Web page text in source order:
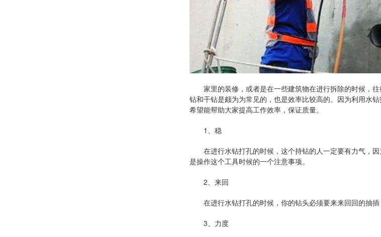
家里的装修，或者是在一些建筑物在进行拆除的时候，往
钻和干钻是颇为为常见的，也是效率比较高的。因为利用水
希望能帮助大家提高工作效率，保证质量。
1、稳
在进行水钻打孔的时候，这个持钻的人一定要有力气，因
是操作这个工具时候的一个注意事项。
2、来回
在进行水钻打孔的时候，你的钻头必须要来来回回的抽插
3、力度